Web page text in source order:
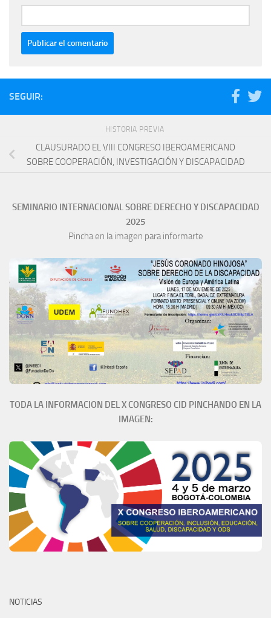
SEGUIR:
HISTORIA PREVIA
CLAUSURADO EL VIII CONGRESO IBEROAMERICANO
SOBRE COOPERACIÓN, INVESTIGACIÓN Y DISCAPACIDAD
SEMINARIO INTERNACIONAL SOBRE DERECHO Y DISCAPACIDAD
2025
Pincha en la imagen para informarte
TODA LA INFORMACION DEL X CONGRESO CID PINCHANDO EN LA
IMAGEN:
NOTICIAS